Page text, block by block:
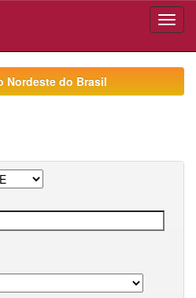
Nordeste do Brasil